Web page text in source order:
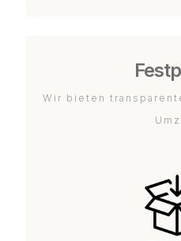
Wir bieten